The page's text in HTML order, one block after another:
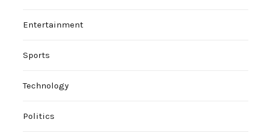
Entertainment
Sports
Technology
Politics